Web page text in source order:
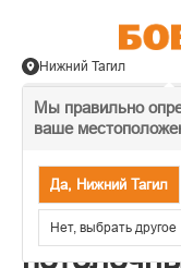
Мы правильно
ваше
Да, Нижний Тагил
Нет, выбрать другое
Нижний Тагил
Плинтус